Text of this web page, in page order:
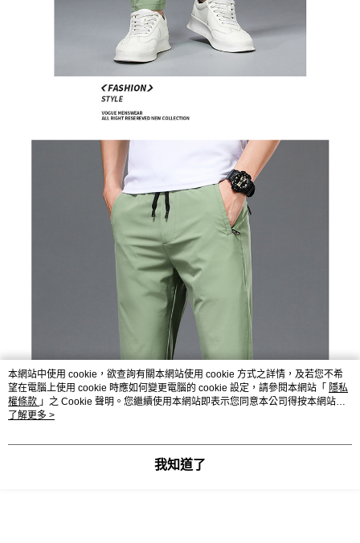
本網站中使用 cookie，欲查詢有關本網站使用 cookie 方式之詳情，及若您不希
望在電腦上使用 cookie 時應如何變更電腦的 cookie 設定，請參閱本網站「 隱私
權條款 」之 Cookie 聲明。您繼續使用本網站即表示您同意本公司得按本網站使
用條款之 Cookie 聲明使用 cookie。
了解更多 >
我知道了